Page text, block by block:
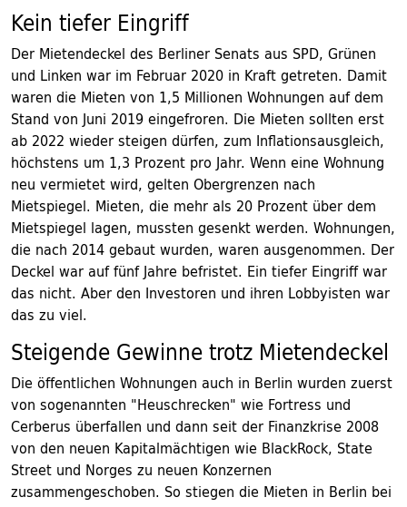
Kein tiefer Eingriff
Der Mietendeckel des Berliner Senats aus SPD, Grünen
und Linken war im Februar 2020 in Kraft getreten. Damit
waren die Mieten von 1,5 Millionen Wohnungen auf dem
Stand von Juni 2019 eingefroren. Die Mieten sollten erst
ab 2022 wieder steigen dürfen, zum Inflationsausgleich,
höchstens um 1,3 Prozent pro Jahr. Wenn eine Wohnung
neu vermietet wird, gelten Obergrenzen nach
Mietspiegel. Mieten, die mehr als 20 Prozent über dem
Mietspiegel lagen, mussten gesenkt werden. Wohnungen,
die nach 2014 gebaut wurden, waren ausgenommen. Der
Deckel war auf fünf Jahre befristet. Ein tiefer Eingriff war
das nicht. Aber den Investoren und ihren Lobbyisten war
das zu viel.
Steigende Gewinne trotz Mietendeckel
Die öffentlichen Wohnungen auch in Berlin wurden zuerst
von sogenannten "Heuschrecken" wie Fortress und
Cerberus überfallen und dann seit der Finanzkrise 2008
von den neuen Kapitalmächtigen wie BlackRock, State
Street und Norges zu neuen Konzernen
zusammengeschoben. So stiegen die Mieten in Berlin bei